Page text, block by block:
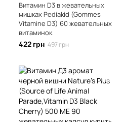
Витамин D3 в жевательных
мишках Pediakid (Gommes
Vitamine D3) 60 жевательных
витаминок
422 грн 497 грн